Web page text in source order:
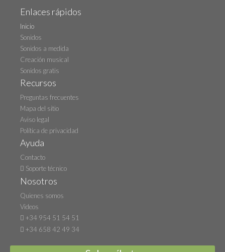
Enlaces rápidos
Inicio
Sonidos
Sonidos a medida
Creación musical
Sonidos gratis
Recursos
Preguntas frecuentes
Mapa del sitio
Aviso legal
Política de privacidad
Ayuda
Contacto
Soporte técnico
Nosotros
Quienes somos
Videos
+34 954 51 54 51
+34 658 42 49 34